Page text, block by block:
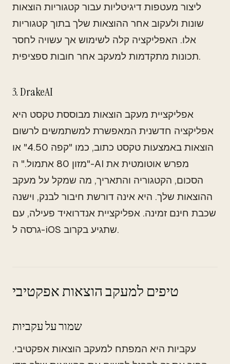
ליצור מעטפות דיגיטליות עבור קטגוריות הוצאות
שונות ולעקוב אחר ההוצאות שלך בתוך קטגוריות
אלו. האפליקציה קלה לשימוש אך עשויה לחסר
תכונות מתקדמות למעקב אחר חובות ספציפית.
3. DrakeAI
אפליקציית מעקב הוצאות מבוססת טקסט היא
אפליקציה חדשנית המאפשרת למשתמשים לרשום
הוצאות באמצעות טקסט כתוב, כמו "קפה 4.50" או
"מזון 80 אתמול." ה-AI מפרש אוטומטית את
הסכום, הקטגוריה והתאריך, מה שמקל על מעקב
ההוצאות שלך. היא אינה דורשת חיבור לבנק, וישנה
שכבת חינם זמינה. אפליקציית אנדרואיד פעילה, עם
גרסה ל-iOS שתגיע בקרוב.
טיפים למעקב הוצאות אפקטיבי
שמור על עקביות
עקביות היא המפתח למעקב הוצאות אפקטיבי.